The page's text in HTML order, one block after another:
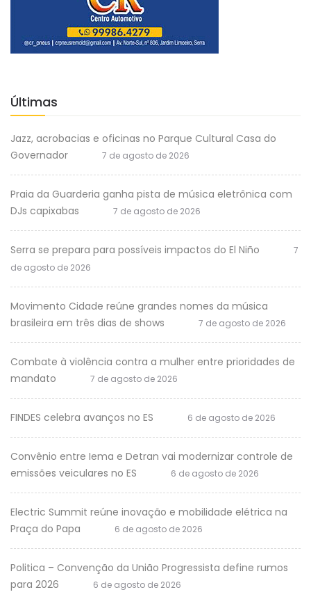
Últimas
Jazz, acrobacias e oficinas no Parque Cultural Casa do
Governador
7 de agosto de 2026
Praia da Guarderia ganha pista de música eletrônica com
DJs capixabas
7 de agosto de 2026
Serra se prepara para possíveis impactos do El Niño
7
de agosto de 2026
Movimento Cidade reúne grandes nomes da música
brasileira em três dias de shows
7 de agosto de 2026
Combate à violência contra a mulher entre prioridades de
mandato
7 de agosto de 2026
FINDES celebra avanços no ES 6 de agosto de 2026
Convênio entre Iema e Detran vai modernizar controle de
emissões veiculares no ES
6 de agosto de 2026
Electric Summit reúne inovação e mobilidade elétrica na
Praça do Papa
6 de agosto de 2026
Politica – Convenção da União Progressista define rumos
para 2026
6 de agosto de 2026